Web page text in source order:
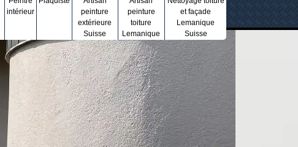
intérieur
peinture
extérieure
Suisse
peinture
toiture
Lemanique
et façade
Lemanique
Suisse